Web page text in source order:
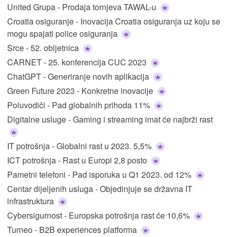
United Grupa - Prodaja tornjeva TAWAL-u
Croatia osiguranje - Inovacija Croatia osiguranja uz koju se
mogu spajati police osiguranja
Srce - 52. obljetnica
CARNET - 25. konferencija CUC 2023
ChatGPT - Generiranje novih aplikacija
Green Future 2023 - Konkretne inovacije
Poluvodiči - Pad globalnih prihoda 11%
Digitalne usluge - Gaming i streaming imat će najbrži rast
IT potrošnja - Globalni rast u 2023. 5,5%
ICT potrošnja - Rast u Europi 2,8 posto
Pametni telefoni - Pad isporuka u Q1 2023. od 12%
Centar dijeljenih usluga - Objedinjuje se državna IT
infrastruktura
Cybersigurnost - Europska potrošnja rast će 10,6%
Turneo - B2B experiences platforma